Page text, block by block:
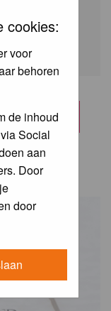
cookies:
voor
behoren
de inhoud
Social
aan
Door
door